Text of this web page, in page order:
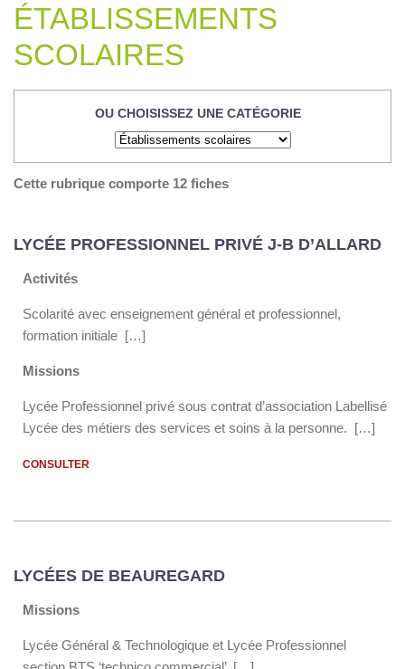
ÉTABLISSEMENTS
SCOLAIRES
OU CHOISISSEZ UNE CATÉGORIE
Cette rubrique comporte 12 fiches
LYCÉE PROFESSIONNEL PRIVÉ J-B D’ALLARD
Activités
Scolarité avec enseignement général et professionnel,
formation initiale […]
Missions
Lycée Professionnel privé sous contrat d’association Labellisé
Lycée des métiers des services et soins à la personne. […]
CONSULTER
LYCÉES DE BEAUREGARD
Missions
Lycée Général & Technologique et Lycée Professionnel